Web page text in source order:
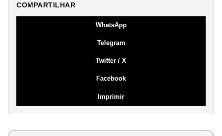
COMPARTILHAR
WhatsApp
Telegram
Twitter / X
Facebook
Imprimir